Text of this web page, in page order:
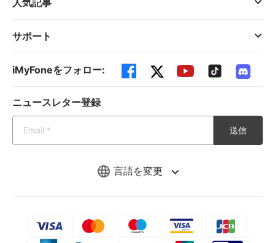
言語を変更
サポート
iMyFoneをフォロー:
ニュースレター登録
送信